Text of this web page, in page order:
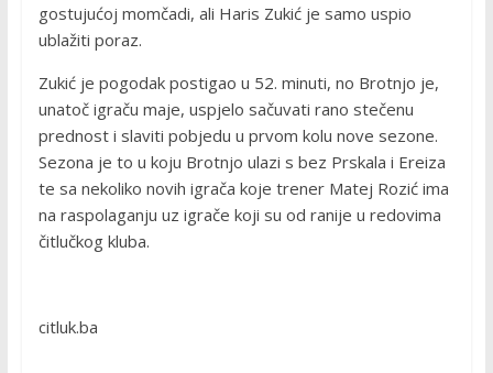
gostujućoj momčadi, ali Haris Zukić je samo uspio
ublažiti poraz.
Zukić je pogodak postigao u 52. minuti, no Brotnjo je,
unatoč igraču maje, uspjelo sačuvati rano stečenu
prednost i slaviti pobjedu u prvom kolu nove sezone.
Sezona je to u koju Brotnjo ulazi s bez Prskala i Ereiza
te sa nekoliko novih igrača koje trener Matej Rozić ima
na raspolaganju uz igrače koji su od ranije u redovima
čitlučkog kluba.
citluk.ba